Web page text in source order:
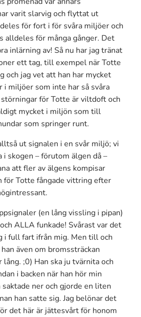
varit slarvig och flyttat ut
för fort i för svåra miljöer och
alldeles för många gånger. Det
inlärning av! Så nu har jag tränat
ett tag, till exempel när Totte
och jag vet att han har mycket
i miljöer som inte har så svåra
för Totte är viltdoft och
mycket i miljön som till
som springer runt.
ut signalen i en svår miljö; vi
i skogen – förutom älgen då –
att fler av älgens kompisar
för Totte fångade vittring efter
(en lång vissling i pipan)
ALLA funkade! Svårast var det
i full fart ifrån mig. Men till och
även om bromssträckan
;0) Han ska ju tvärnita och
i backen när han hör min
ner och gjorde en liten
han satte sig. Jag belönar det
det här är jättesvårt för honom